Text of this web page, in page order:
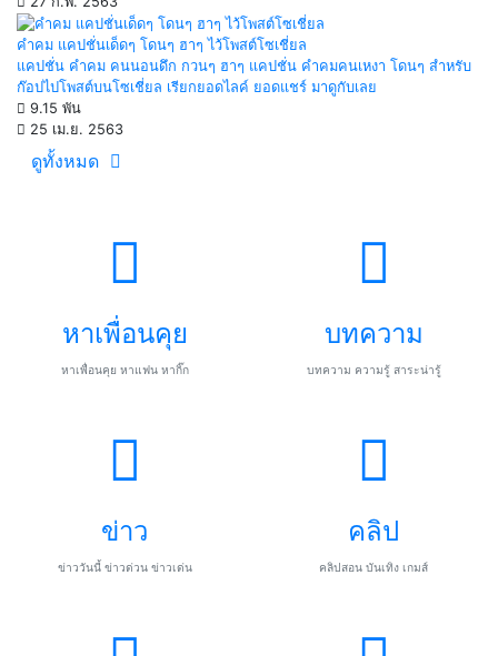
คำคม แคปชั่นเด็ดๆ โดนๆ ฮาๆ ไว้โพสต์โซเชี่ยล
แคปชั่น คำคม คนนอนดึก กวนๆ ฮาๆ แคปชั่น คำคมคนเหงา โดนๆ สำหรับ
ก๊อปไปโพสต์บนโซเชี่ยล เรียกยอดไลค์ ยอดแชร์ มาดูกับเลย
9.15 พัน
25 เม.ย. 2563
ดูทั้งหมด
หาเพื่อนคุย
หาเพื่อนคุย หาแฟน หากิ๊ก
บทความ
บทความ ความรู้ สาระน่ารู้
ข่าว
ข่าววันนี้ ข่าวด่วน ข่าวเด่น
คลิป
คลิปสอน บันเทิง เกมส์